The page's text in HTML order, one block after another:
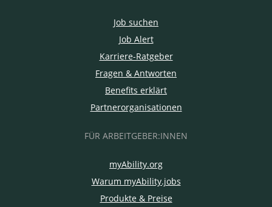
Job suchen
Job Alert
Karriere-Ratgeber
Fragen & Antworten
Benefits erklärt
Partnerorganisationen
FÜR ARBEITGEBER:INNEN
myAbility.org
Warum myAbility.jobs
Produkte & Preise